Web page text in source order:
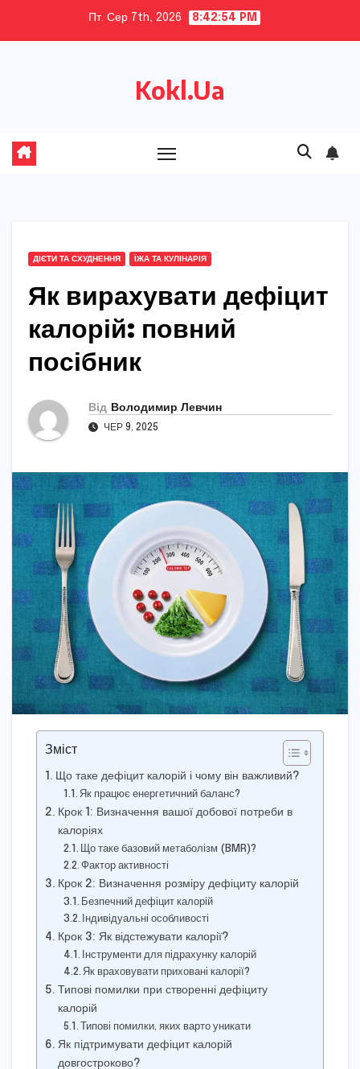
Пт. Сер 7th, 2026 8:42:55 PM
Kokl.Ua
ДІЄТИ ТА СХУДНЕННЯ ЇЖА ТА КУЛІНАРІЯ
Як вирахувати дефіцит
калорій: повний
посібник
Від Володимир Левчин
ЧЕР 9, 2025
Зміст
Що таке дефіцит калорій і чому він важливий?
Як працює енергетичний баланс?
Крок 1: Визначення вашої добової потреби в
калоріях
Що таке базовий метаболізм (BMR)?
Фактор активності
Крок 2: Визначення розміру дефіциту калорій
Безпечний дефіцит калорій
Індивідуальні особливості
Крок 3: Як відстежувати калорії?
Інструменти для підрахунку калорій
Як враховувати приховані калорії?
Типові помилки при створенні дефіциту
калорій
Типові помилки, яких варто уникати
Як підтримувати дефіцит калорій
довгостроково?